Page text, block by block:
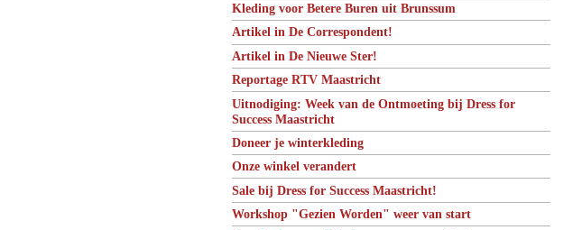
Kleding voor Betere Buren uit Brunssum
Artikel in De Correspondent!
Artikel in De Nieuwe Ster!
Reportage RTV Maastricht
Uitnodiging: Week van de Ontmoeting bij Dress for
Success Maastricht
Doneer je winterkleding
Onze winkel verandert
Sale bij Dress for Success Maastricht!
Workshop "Gezien Worden" weer van start